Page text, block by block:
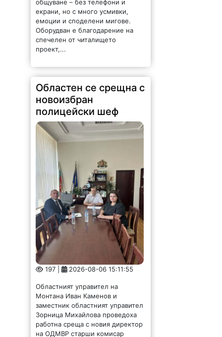
Областен се срещна с
новоизбран
полицейски шеф
197 | 2026-08-06 15:11:55
Областният управител на
Монтана Иван Каменов и
заместник областният управител
Зорница Михайлова проведоха
работна среща с новия директор
Мариян Божинов. По време на
срещата бяха обсъдени
актуалната...